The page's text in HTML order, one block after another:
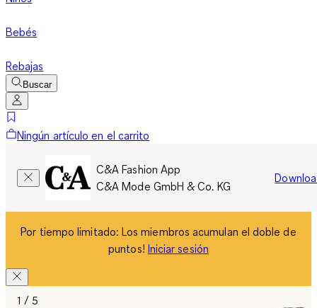
Bebés
Rebajas
Buscar
Ningún artículo en el carrito
C&A Fashion App
C&A Mode GmbH & Co. KG
Por tiempo limitado: Los miembros acumulan el doble de
puntos! Iniciar sesión
1 / 5